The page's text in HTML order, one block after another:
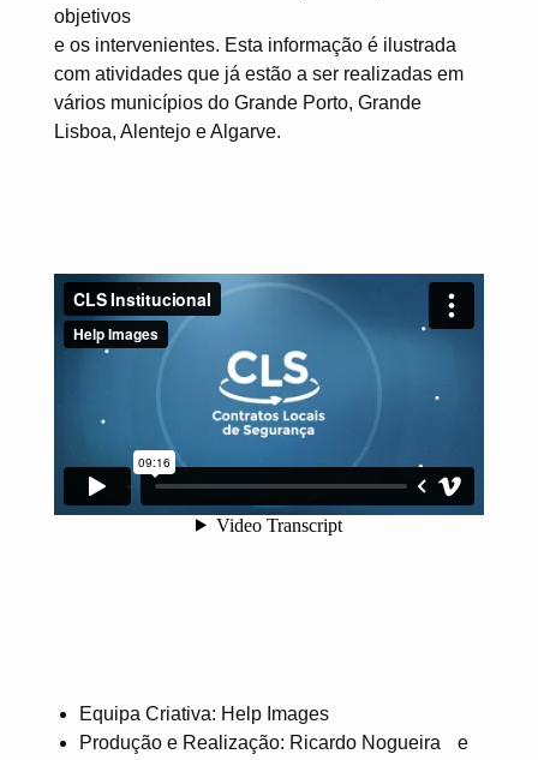
objetivos
e os intervenientes. Esta informação é ilustrada
com atividades que já estão a ser realizadas em
vários municípios do Grande Porto, Grande
Lisboa, Alentejo e Algarve.
Equipa Criativa: Help Images
Produção e Realização: Ricardo Nogueira e